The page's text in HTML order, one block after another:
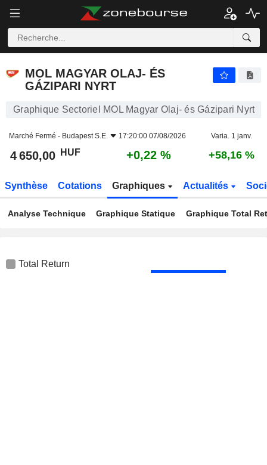
MOL MAGYAR OLAJ- ÉS
GÁZIPARI NYRT
Graphique Sectoriel MOL Magyar Olaj- és Gázipari Nyrt
Marché Fermé - Budapest S.E. 17:20:00 07/08/2026 Varia. 1 janv.
4 650,00 HUF +0,22 % +58,16 %
Synthèse Cotations Graphiques Actualités
Analyse Technique Graphique Statique Graphique Total
Total Return